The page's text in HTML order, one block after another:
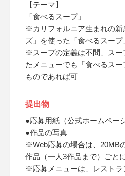
【テーマ】
「食べるスープ」
※カリフォルニア生まれの新
ズ」を使った「食べるスー
※スープの定義は不問、ス
たメニューでも「食べるス
ものであれば可
提出物
●応募用紙（公式ホームペー
●作品の写真
※Web応募の場合は、20MB
作品（一人3作品まで）ごと
※応募メニューは、レストラ